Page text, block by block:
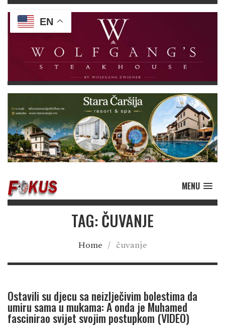
MENU
TAG: ČUVANJE
Home / čuvanje
Ostavili su djecu sa neizlječivim bolestima da
umiru sama u mukama: A onda je Muhamed
fascinirao svijet svojim postupkom (VIDEO)
EN